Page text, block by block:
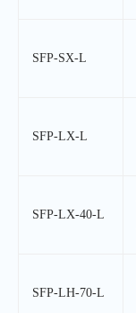
SFP-SX-L
SFP-LX-L
SFP-LX-40-L
SFP-LH-70-L